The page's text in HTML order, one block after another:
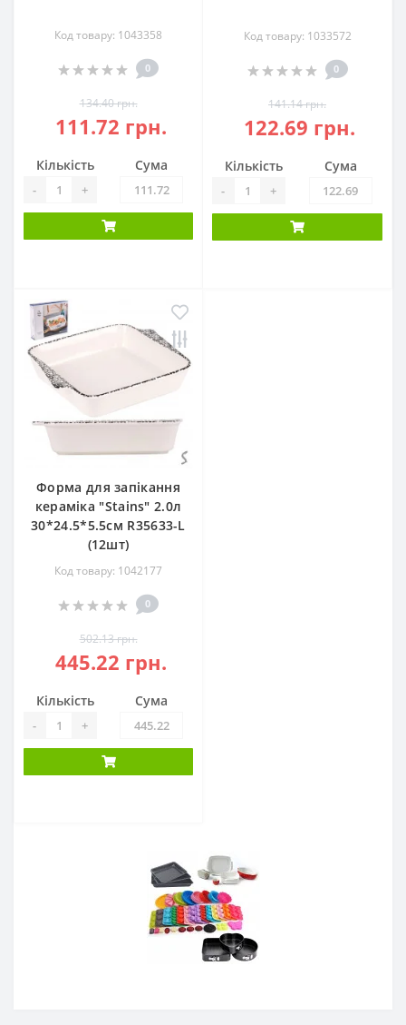
Код товару: 1043358
0
134.40 грн.
111.72 грн.
Кількість
- +
Сума
Код товару: 1033572
0
141.14 грн.
122.69 грн.
Кількість
- +
Сума
Форма для запікання
кераміка "Stains" 2.0л
30*24.5*5.5см R35633-L
(12шт)
Код товару: 1042177
0
502.13 грн.
445.22 грн.
Кількість
- +
Сума